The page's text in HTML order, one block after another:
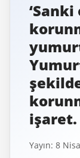
işaret.
Yayın: 8